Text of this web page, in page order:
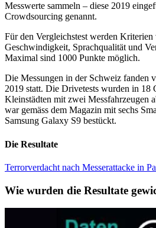
Messwerte sammeln – diese 2019
Crowdsourcing genannt.
Für den Vergleichstest werden
Geschwindigkeit, Sprachqualität und
Maximal sind 1000 Punkte möglich.
Die Messungen in der Schweiz fanden
2019 statt. Die Drivetests wurden in 18
Kleinstädten mit zwei Messfahrzeugen
war gemäss dem Magazin mit sechs
Samsung Galaxy S9 bestückt.
Die Resultate
Terrorverdacht nach Messerattacke in
Wie wurden die Resultate